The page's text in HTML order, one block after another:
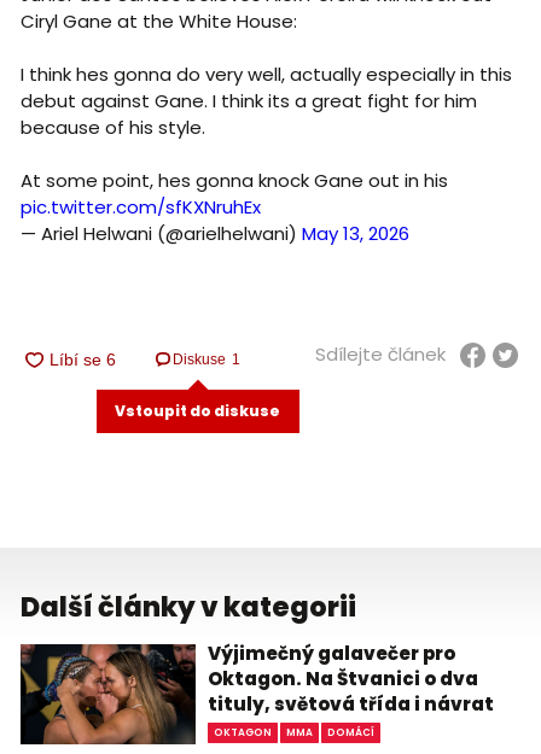
Ciryl Gane at the White House:
I think hes gonna do very well, actually especially in this
debut against Gane. I think its a great fight for him
because of his style.
At some point, hes gonna knock Gane out in his
pic.twitter.com/sfKXNruhEx
— Ariel Helwani (@arielhelwani) May 13, 2026
Diskuse 1
Vstoupit do diskuse
Sdílejte článek
Další články v kategorii
Výjimečný galavečer pro
Oktagon. Na Štvanici o dva
tituly, světová třída i návrat
OKTAGON MMA DOMÁCÍ